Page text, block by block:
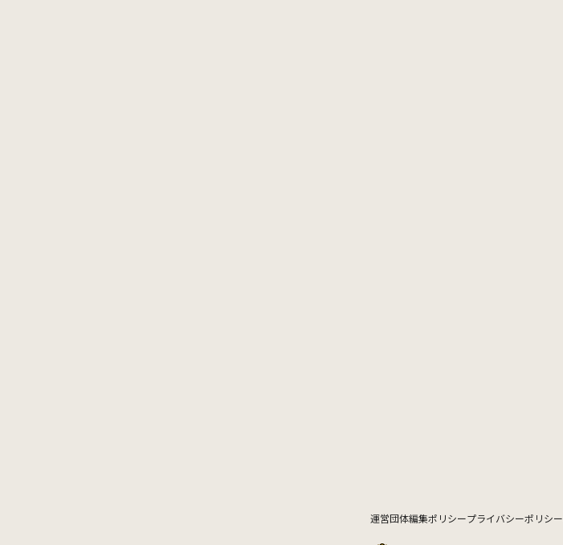
運営団体編集ポリシープライバシーポリシー